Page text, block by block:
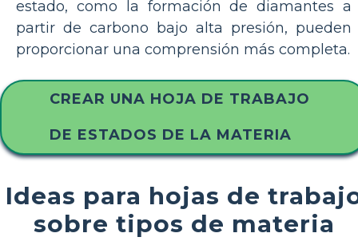
estado, como la formación de diamantes a
partir de carbono bajo alta presión, pueden
proporcionar una comprensión más completa.
CREAR UNA HOJA DE TRABAJO
DE ESTADOS DE LA MATERIA
Ideas para hojas de
sobre tipos de materia